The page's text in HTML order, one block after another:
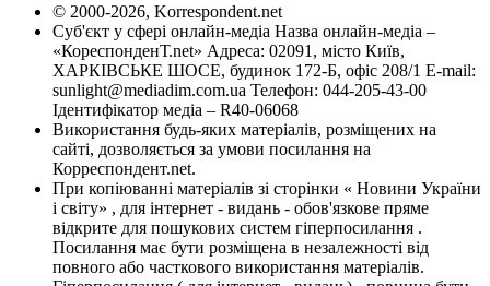
© 2000-2026, Korrespondent.net
Суб'єкт у сфері онлайн-медіа Назва онлайн-медіа –
«КореспонденТ.net» Адреса: 02091, місто Київ,
ХАРКІВСЬКЕ ШОСЕ, будинок 172-Б, офіс 208/1 E-mail:
sunlight@mediadim.com.ua Телефон: 044-205-43-00
Ідентифікатор медіа – R40-06068
Використання будь-яких матеріалів, розміщених на
сайті, дозволяється за умови посилання на
Корреспондент.net.
При копіюванні матеріалів зі сторінки « Новини України
і світу» , для інтернет - видань - обов'язкове пряме
відкрите для пошукових систем гіперпосилання .
Посилання має бути розміщена в незалежності від
повного або часткового використання матеріалів.